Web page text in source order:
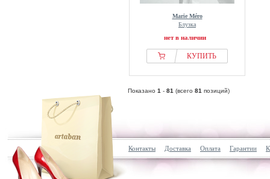
Marie Méro
Блузка
нет в наличии
КУПИТЬ
Показано 1 - 81 (всего 81 позиций)
Контакты Доставка Оплата Гарантии